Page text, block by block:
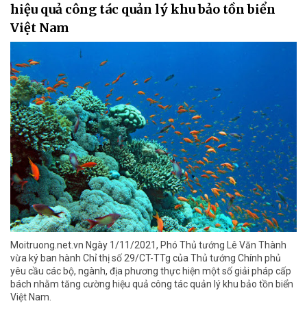
hiệu quả công tác quản lý khu bảo tồn biển
Việt Nam
Moitruong.net.vn Ngày 1/11/2021, Phó Thủ tướng Lê Văn Thành
vừa ký ban hành Chỉ thị số 29/CT-TTg của Thủ tướng Chính phủ
yêu cầu các bộ, ngành, địa phương thực hiện một số giải pháp cấp
bách nhằm tăng cường hiệu quả công tác quản lý khu bảo tồn biển
Việt Nam.